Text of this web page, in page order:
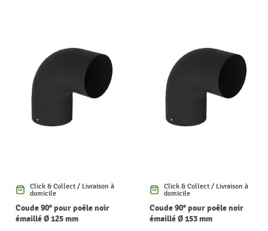
Click & Collect / Livraison à
domicile
Coude 90° pour poêle noir
émaillé Ø 125 mm
Click & Collect / Livraison à
domicile
Coude 90° pour poêle noir
émaillé Ø 153 mm